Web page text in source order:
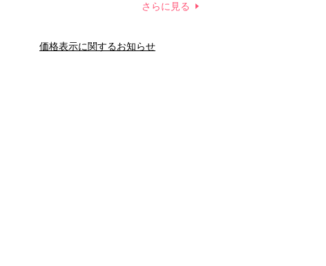
夫との関係
新津春子 どか食い
さらに見る
価格表示に関するお知らせ